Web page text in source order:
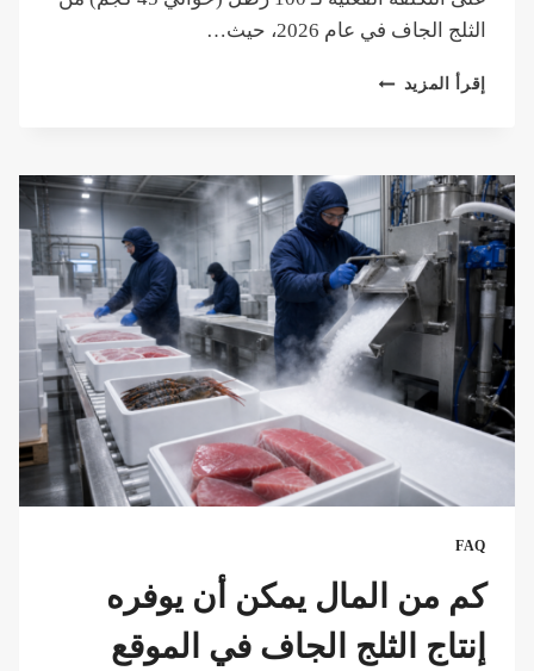
الثلج الجاف في عام 2026، حيث…
إقرأ المزيد كم
رطل
من
الثلج
الجاف؟
(دليل
2026)
FAQ
كم من المال يمكن أن يوفره
إنتاج الثلج الجاف في الموقع